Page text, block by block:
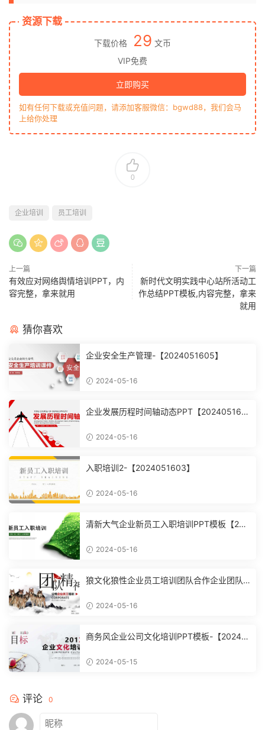
资源下载
下载价格 29 文币
VIP免费
立即购买
如有任何下载或充值问题，请添加客服微信：bgwd88，我们会马
上给你处理
0
企业培训 员工培训
上一篇
有效应对网络舆情培训PPT，内
容完整，拿来就用
下一篇
新时代文明实践中心站所活动工
作总结PPT模板,内容完整，拿来
就用
猜你喜欢
企业安全生产管理-【2024051605】
2024-05-16
企业发展历程时间轴动态PPT【202405160
2024-05-16
入职培训2-【2024051603】
2024-05-16
清新大气企业新员工入职培训PPT模板【202
2024-05-16
狼文化狼性企业员工培训团队合作企业团队
2024-05-16
商务风企业公司文化培训PPT模板-【20240
2024-05-15
评论 0